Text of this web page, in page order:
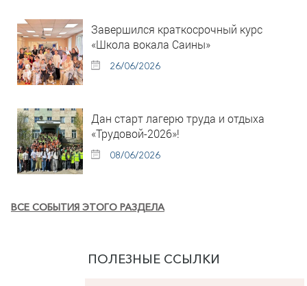
Завершился краткосрочный курс
«Школа вокала Саины»
26/06/2026
Дан старт лагерю труда и отдыха
«Трудовой-2026»!
08/06/2026
ВСЕ СОБЫТИЯ ЭТОГО РАЗДЕЛА
ПОЛЕЗНЫЕ ССЫЛКИ